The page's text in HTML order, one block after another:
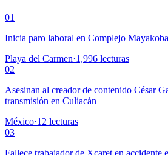
01
Inicia paro laboral en Complejo
Playa del Carmen·1,996 lecturas
02
Asesinan al creador de contenido César
transmisión en Culiacán
México·12 lecturas
03
Fallece trabajador de Xcaret en accidente